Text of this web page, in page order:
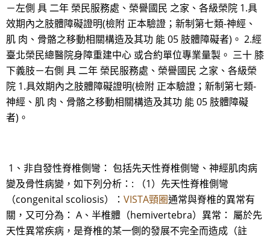
－左側 具 二年 榮民服務處、榮譽國民 之家、各級榮院 1.具
效期內之肢體障礙證明(檢附 正本驗證；新制第七類-神經、
肌 肉、骨骼之移動相關構造及其功 能 05 肢體障礙者)。 2.經
臺北榮民總醫院身障重建中心 或合約單位專業量製。 三十 膝
下義肢－右側 具 二年 榮民服務處、榮譽國民 之家、各級榮
院 1.具效期內之肢體障礙證明(檢附 正本驗證；新制第七類-
神經、肌 肉、骨骼之移動相關構造及其功 能 05 肢體障礙
者)。
1、非自發性脊椎側彎： 包括先天性脊椎側彎、神經肌肉病
變及骨性病變，如下列分析：: （1）先天性脊椎側彎
（congenital scoliosis）： VISTA頸圈通常與脊椎的異常有
關，又可分為： A、半椎體（hemivertebra）異常： 屬於先
天性異常疾病，是脊椎的某一側的發展不完全而造成（註